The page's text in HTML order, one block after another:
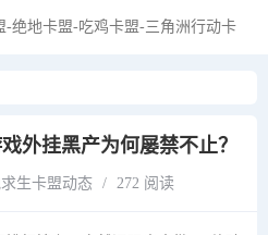
黑夜模式
外挂黑产为何屡禁不止？
生卡盟动态 / 272 阅读